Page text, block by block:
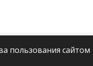
пользования сайтом